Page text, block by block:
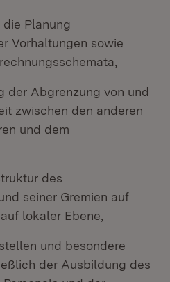
Planung
Vorhaltungen sowie
der Abgrenzung von und
zwischen den anderen
und dem
des
seiner Gremien auf
lokaler Ebene,
und besondere
der Ausbildung des